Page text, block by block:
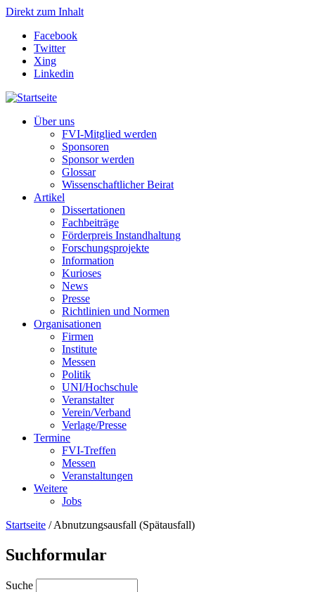
Direkt zum Inhalt
Facebook
Twitter
Xing
Linkedin
Über uns
FVI-Mitglied werden
Sponsoren
Sponsor werden
Glossar
Wissenschaftlicher Beirat
Artikel
Dissertationen
Fachbeiträge
Förderpreis Instandhaltung
Forschungsprojekte
Information
Kurioses
News
Presse
Richtlinien und Normen
Organisationen
Firmen
Institute
Messen
Politik
UNI/Hochschule
Veranstalter
Verein/Verband
Verlage/Presse
Termine
FVI-Treffen
Messen
Veranstaltungen
Weitere
Jobs
Startseite /Abnutzungsausfall (Spätausfall)
Suchformular
Suche